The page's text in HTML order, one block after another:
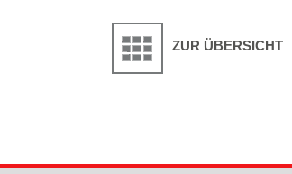
ZUR ÜBERSICHT